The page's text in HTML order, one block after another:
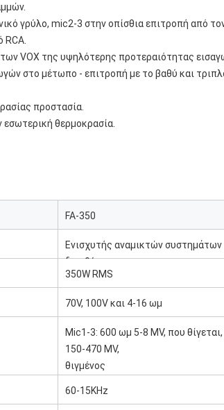
γρύλο, mic2-3 στην οπίσθια επιτροπή από
RCA.
VOX της υψηλότερης προτεραιότητας
στο μέτωπο - επιτροπή με το βαθύ και
προστασία.
εσωτερική θερμοκρασία.
FA-350
Ενισχυτής αναμικτών συστημάτων
διευθύνσεων
350W RMS
70V, 100V και 4-16 ωμ
Mic1-3: 600 ωμ 5-8 MV, που
150-470 MV,
θιγμένος
60-15KHz